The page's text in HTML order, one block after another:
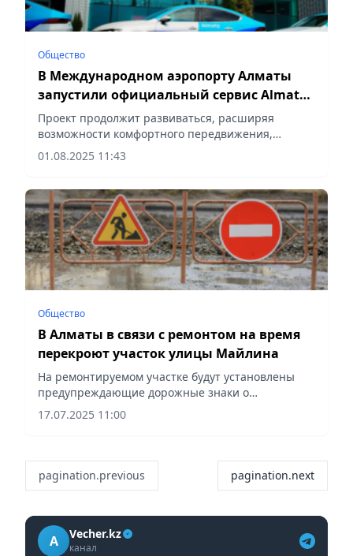
Общество
В Международном аэропорту Алматы
запустили официальный сервис Almaty
Airport Taxi
Проект продолжит развиваться, расширяя
возможности комфортного передвижения,
сообщает Vecher.kz.
01.08.2025 11:43
Общество
В Алматы в связи с ремонтом на время
перекроют участок улицы Майлина
На ремонтируемом участке будут установлены
предупреждающие дорожные знаки о
двустороннем движении, сообщает Vecher.kz.
17.07.2025 11:00
pagination.previous pagination.next
A Vecher.kz
канал